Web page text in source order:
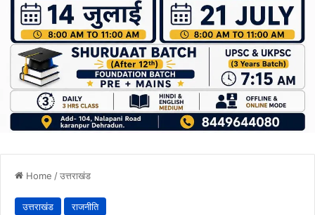
Home /उत्तराखंड
उत्तराखंड राजनीति